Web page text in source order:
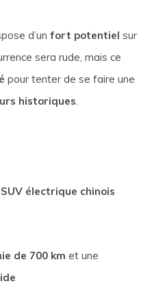
d’unfort potentiel sur
sera rude, mais ce
pour tenter de se faire une
historiques.
SUV électrique chinois
de 700 km et une